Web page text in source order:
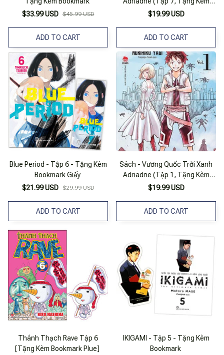
$33.99 USD $45.99 USD
ADD TO CART
Bookmark)
$19.99 USD
ADD TO CART
Blue Period - Tập 6 - Tặng Kèm
Bookmark Giấy
$21.99 USD $29.99 USD
ADD TO CART
Sách - Vương Quốc Trời Xanh
Adriadne (Tập 1, Tặng Kèm
Bookmark)
$19.99 USD
ADD TO CART
Thánh Thạch Rave Tập 6
[Tặng Kèm Bookmark Plue]
IKIGAMI - Tập 5 - Tặng Kèm
Bookmark